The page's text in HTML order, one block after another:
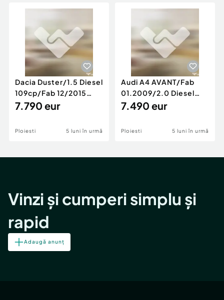
Animale de companie
Afaceri și echipamente profesionale
Inchiriere Bunuri si Vehicule
Utilaje agricole si industriale
Piese auto si accesorii
Dacia Duster
Dacia Duster/1.5 Diesel
109cp/Fab 12/2015
/Euro 5/GARANTIE 12
7.790 eur
Ploiesti 5 luni în urmă
Audi A4 AVANT/Fab
01.2009/2.0 Diesel
140cp/Posibilitate
7.490 eur
Ploiesti 5 luni în urmă
Vinzi și cumperi simplu și
rapid
Adaugă anunț